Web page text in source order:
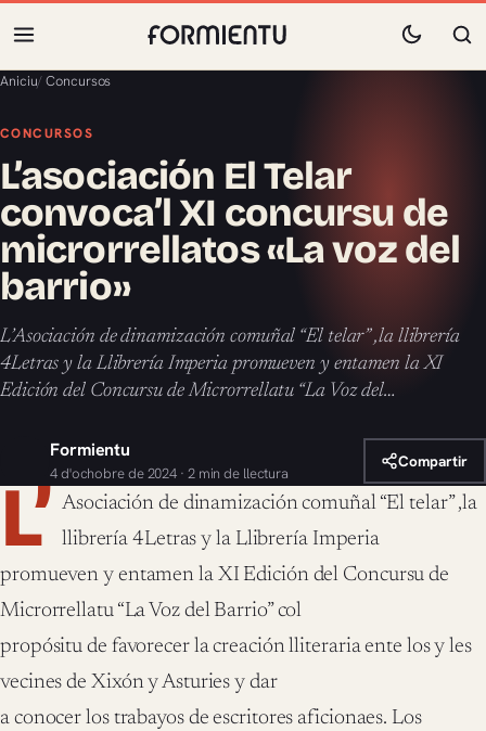
Aniciu/Concursos
CONCURSOS
L’asociación El Telar
convoca’l XI concursu de
microrrellatos «La voz del
barrio»
L’Asociación de dinamización comuñal “El telar” ,la llibrería
4Letras y la Llibrería Imperia promueven y entamen la XI
Edición del Concursu de Microrrellatu “La Voz del…
Formientu
4 d'ochobre de 2024 · 2 min de llectura
Compartir
L’ Asociación de dinamización comuñal “El telar” ,la
llibrería 4Letras y la Llibrería Imperia
promueven y entamen la XI Edición del Concursu de
Microrrellatu “La Voz del Barrio” col
propósitu de favorecer la creación lliteraria ente los y les
vecines de Xixón y Asturies y dar
a conocer los trabayos de escritores aficionaes. Los